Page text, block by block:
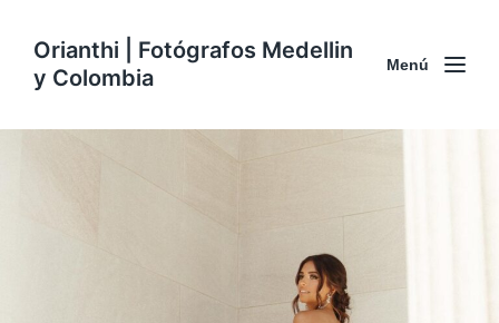
Orianthi | Fotógrafos Medellin
y Colombia
Menú